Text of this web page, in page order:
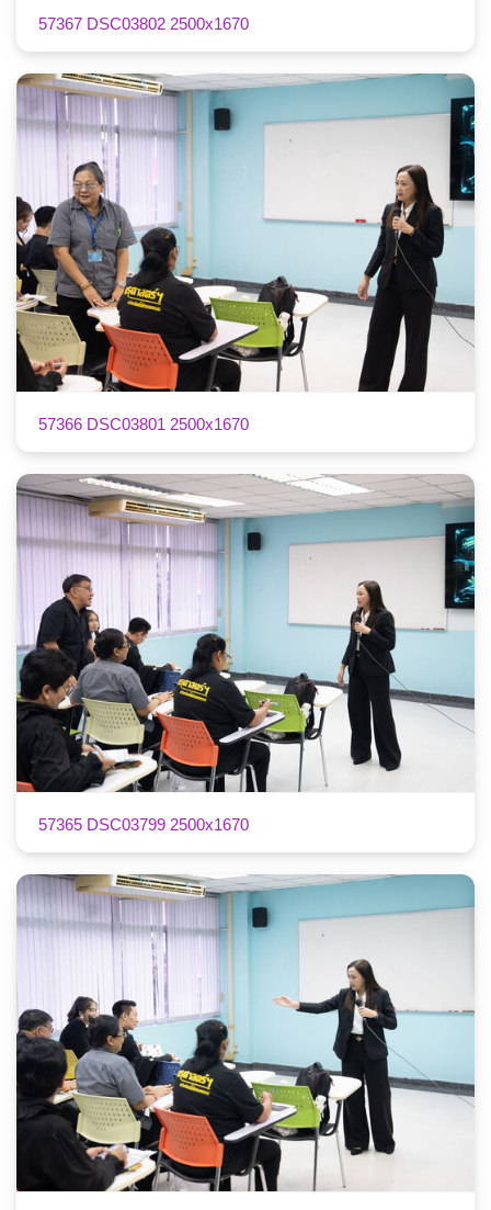
57367 DSC03802 2500x1670
57366 DSC03801 2500x1670
57365 DSC03799 2500x1670